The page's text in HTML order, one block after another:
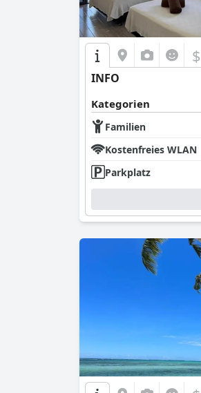
$
INFO
Kategorien
Familien
Kostenfreies WLAN
Parkplatz